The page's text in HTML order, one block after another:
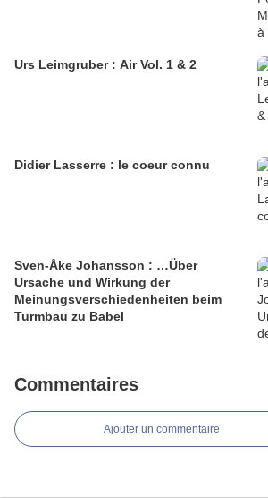
Urs Leimgruber : Air Vol. 1 & 2
Didier Lasserre : le coeur connu
Sven-Åke Johansson : …Über
Ursache und Wirkung der
Meinungsverschiedenheiten beim
Turmbau zu Babel
Commentaires
Ajouter un commentaire